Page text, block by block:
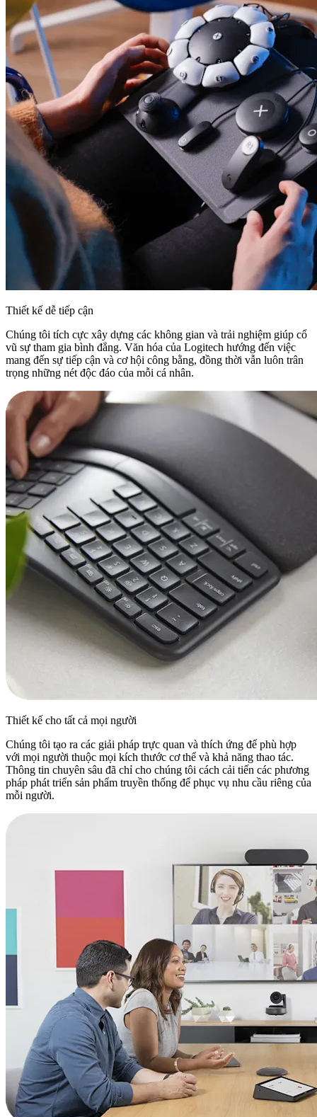
Thiết kế dễ tiếp cận
Chúng tôi tích cực xây dựng các không gian và trải nghiệm giúp cổ
vũ sự tham gia bình đẳng. Văn hóa của Logitech hướng đến việc
mang đến sự tiếp cận và cơ hội công bằng, đồng thời vẫn luôn trân
trọng những nét độc đáo của mỗi cá nhân.
Thiết kế cho tất cả mọi người
Chúng tôi tạo ra các giải pháp trực quan và thích ứng để phù hợp
với mọi người thuộc mọi kích thước cơ thể và khả năng thao tác.
Thông tin chuyên sâu đã chỉ cho chúng tôi cách cải tiến các phương
pháp phát triển sản phẩm truyền thống để phục vụ nhu cầu riêng của
mỗi người.